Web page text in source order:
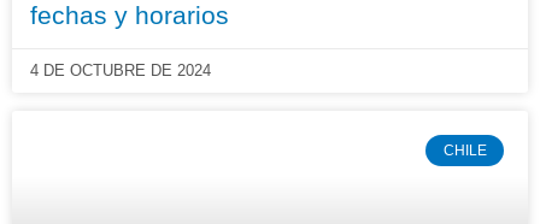
fechas y horarios
4 DE OCTUBRE DE 2024
CHILE